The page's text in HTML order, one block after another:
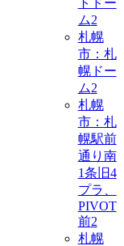
ム2
札幌
市：札
幌ドー
ム2
札幌
市：札
幌駅前
通り南
1条旧4
プラ、
PIVOT
前2
札幌